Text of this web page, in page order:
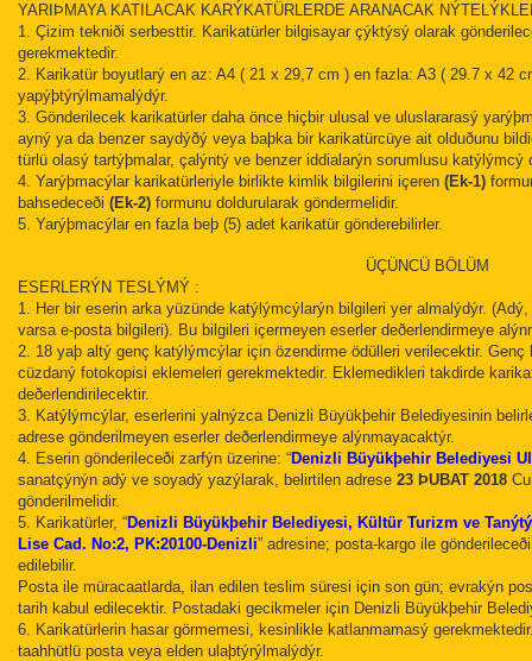
YARIÞMAYA KATILACAK KARÝKATÜRLERDE ARANACAK
1. Çizim tekniði serbesttir. Karikatürler bilgisayar çýktýsý olarak
gerekmektedir.
2. Karikatür boyutlarý en az: A4 ( 21 x 29,7 cm ) en fazla: A3 ( 29.7 x 42
yapýþtýrýlmamalýdýr.
3. Gönderilecek karikatürler daha önce hiçbir ulusal ve uluslararasý
ayný ya da benzer saydýðý veya baþka bir karikatürcüye ait olduðunu
türlü olasý tartýþmalar, çalýntý ve benzer iddialarýn sorumlusu katýlýmcý
4. Yarýþmacýlar karikatürleriyle birlikte kimlik bilgilerini içeren (Ek-1)
bahsedeceði (Ek-2) formunu doldurularak göndermelidir.
5. Yarýþmacýlar en fazla beþ (5) adet karikatür gönderebilirler.
ÜÇÜNCÜ BÖLÜM
ESERLERÝN TESLÝMÝ :
1. Her bir eserin arka yüzünde katýlýmcýlarýn bilgileri yer almalýdýr.
varsa e-posta bilgileri). Bu bilgileri içermeyen eserler deðerlendirmeye
2. 18 yaþ altý genç katýlýmcýlar için özendirme ödülleri verilecektir.
cüzdaný fotokopisi eklemeleri gerekmektedir. Eklemedikleri takdirde
deðerlendirilecektir.
3. Katýlýmcýlar, eserlerini yalnýzca Denizli Büyükþehir Belediyesinin
adrese gönderilmeyen eserler deðerlendirmeye alýnmayacaktýr.
4. Eserin gönderileceði zarfýn üzerine: “Denizli Büyükþehir Belediyesi
sanatçýnýn adý ve soyadý yazýlarak, belirtilen adrese 23 ÞUBAT 2018
gönderilmelidir.
5. Karikatürler, “Denizli Büyükþehir Belediyesi, Kültür Turizm ve
Lise Cad. No:2, PK:20100-Denizli” adresine; posta-kargo ile
edilebilir.
Posta ile müracaatlarda, ilan edilen teslim süresi için son gün; evrakýn
tarih kabul edilecektir. Postadaki gecikmeler için Denizli Büyükþehir
6. Karikatürlerin hasar görmemesi, kesinlikle katlanmamasý
taahhütlü posta veya elden ulaþtýrýlmalýdýr.